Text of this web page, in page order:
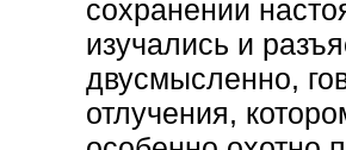
сохранении
изучались и
двусмысленно,
отлучения,